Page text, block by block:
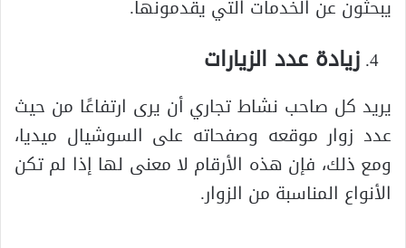
يبحثون عن الخدمات التي يقدمونها.
زيادة عدد الزيارات
يريد كل صاحب نشاط تجاري أن يرى ارتفاعًا من حيث
عدد زوار موقعه وصفحاته على السوشيال ميديا،
ومع ذلك، فإن هذه الأرقام لا معنى لها إذا لم تكن
الأنواع المناسبة من الزوار.